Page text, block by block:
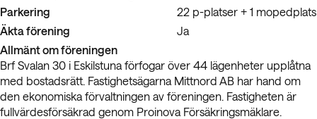
Parkering
22 p-platser + 1 mopedplats
Äkta förening
Ja
Allmänt om föreningen
Brf Svalan 30 i Eskilstuna förfogar över 44 lägenheter upplåtna
med bostadsrätt. Fastighetsägarna Mittnord AB har hand om
den ekonomiska förvaltningen av föreningen. Fastigheten är
fullvärdesförsäkrad genom Proinova Försäkringsmäklare.